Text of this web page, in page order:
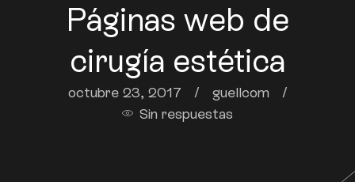
Páginas web de
cirugía estética
octubre 23, 2017 / guellcom
/
Sin respuestas